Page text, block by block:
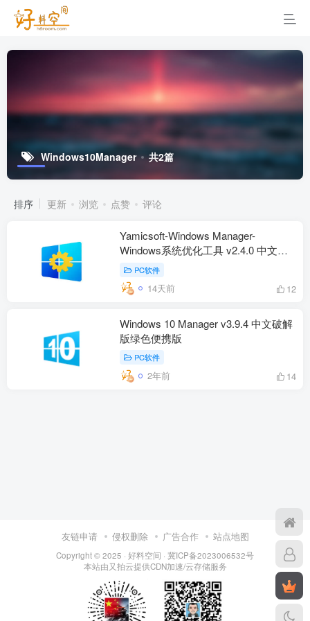
Windows10Manager 共2篇
排序 更新 浏览 点赞 评论
Yamicsoft-Windows Manager-
Windows系统优化工具 v2.4.0 中文特
别版PC软件
14天前 12
Windows 10 Manager v3.9.4 中文破解
版绿色便携版
PC软件
2年前 14
友链申请 侵权删除 广告合作 站点地图
Copyright © 2025 · 好料空间 · 冀ICP备2023006532号
本站由又拍云提供CDN加速/云存储服务